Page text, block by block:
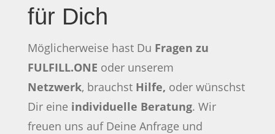
für Dich
Möglicherweise hast Du Fragen zu
FULFILL.ONE oder unserem
Netzwerk, brauchstHilfe, oder wünschst
Dir eine individuelle Beratung. Wir
freuen uns auf Deine Anfrage und